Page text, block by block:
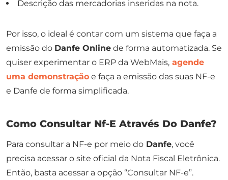
Descrição das mercadorias inseridas na nota.
Por isso, o ideal é contar com um sistema que faça a
emissão do Danfe Online de forma automatizada. Se
quiser experimentar o ERP da WebMais, agende
uma demonstração e faça a emissão das suas NF-e
e Danfe de forma simplificada.
Como Consultar Nf-E Através Do Danfe?
Para consultar a NF-e por meio do Danfe, você
precisa acessar o site oficial da Nota Fiscal Eletrônica.
Então, basta acessar a opção “Consultar NF-e”.